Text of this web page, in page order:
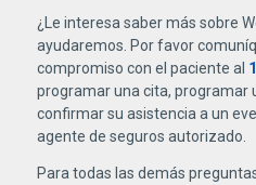
¿Le interesa saber más sobre
ayudaremos. Por favor
compromiso con el paciente al
programar una cita, programar
confirmar su asistencia a un
agente de seguros autorizado.
Para todas las demás